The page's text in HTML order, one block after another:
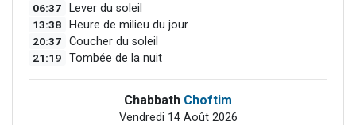
06:37 Lever du soleil
13:38 Heure de milieu du jour
20:37 Coucher du soleil
21:19 Tombée de la nuit
Chabbath Choftim
Vendredi 14 Août 2026